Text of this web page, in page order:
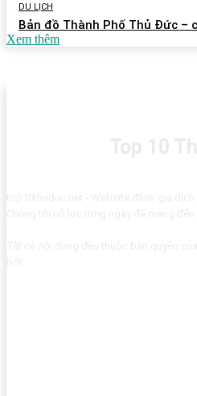
DU LỊCH
Bản đồ Thành Phố Thủ Đức –
Xem thêm